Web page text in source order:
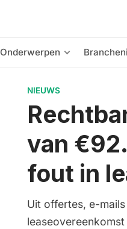
Onderwerpen
NIEUWS
van
fout in
Uit offertes, e-